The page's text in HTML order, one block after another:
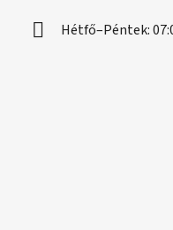
Hétfő–Péntek: